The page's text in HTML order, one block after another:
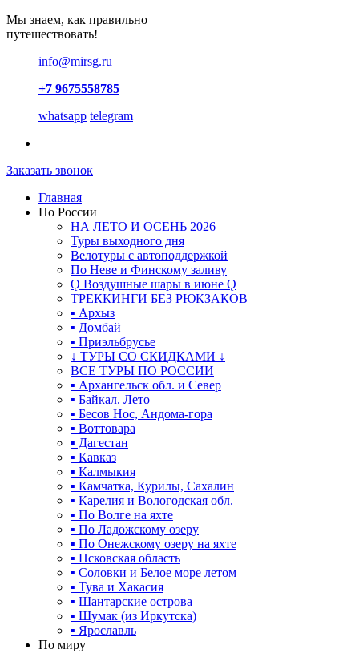
Мы знаем, как правильно
путешествовать!
info@mirsg.ru
+7 9675558785
whatsapp telegram
Заказать звонок
Главная
По России
НА ЛЕТО И ОСЕНЬ 2026
Туры выходного дня
Велотуры с автоподдержкой
По Неве и Финскому заливу
Ǫ Воздушные шары в июне Ǫ
ТРЕККИНГИ БЕЗ РЮКЗАКОВ
▪ Архыз
▪ Домбай
▪ Приэльбрусье
↓ ТУРЫ СО СКИДКАМИ ↓
ВСЕ ТУРЫ ПО РОССИИ
▪ Архангельск обл. и Север
▪ Байкал. Лето
▪ Бесов Нос, Андома-гора
▪ Воттовара
▪ Дагестан
▪ Кавказ
▪ Калмыкия
▪ Камчатка, Курилы, Сахалин
▪ Карелия и Вологодская обл.
▪ По Волге на яхте
▪ По Ладожскому озеру
▪ По Онежскому озеру на яхте
▪ Псковская область
▪ Соловки и Белое море летом
▪ Тува и Хакасия
▪ Шантарские острова
▪ Шумак (из Иркутска)
▪ Ярославль
По миру